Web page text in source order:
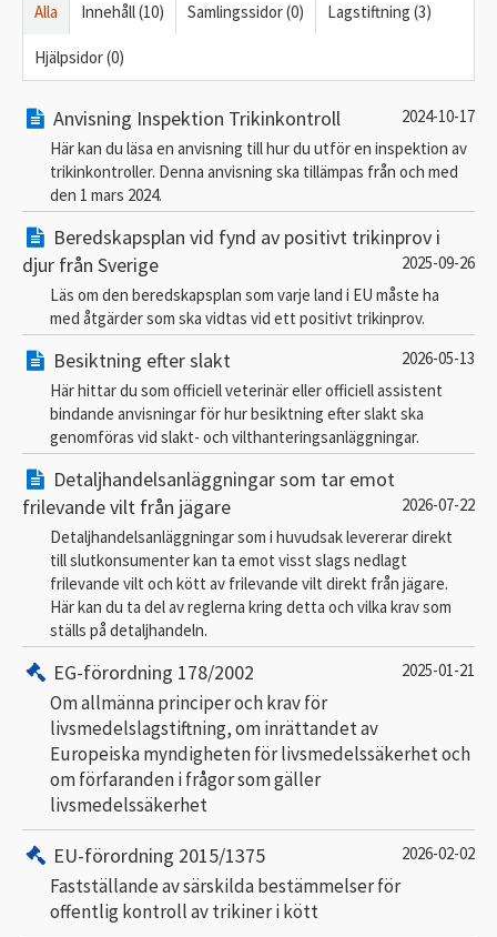
Alla Innehåll (10) Samlingssidor (0) Lagstiftning (3)
Hjälpsidor (0)
Anvisning Inspektion Trikinkontroll
2024-10-17
Här kan du läsa en anvisning till hur du utför en inspektion av
trikinkontroller. Denna anvisning ska tillämpas från och med
den 1 mars 2024.
Beredskapsplan vid fynd av positivt trikinprov i
djur från Sverige
2025-09-26
Läs om den beredskapsplan som varje land i EU måste ha
med åtgärder som ska vidtas vid ett positivt trikinprov.
Besiktning efter slakt
2026-05-13
Här hittar du som officiell veterinär eller officiell assistent
bindande anvisningar för hur besiktning efter slakt ska
genomföras vid slakt- och vilthanteringsanläggningar.
Detaljhandelsanläggningar som tar emot
frilevande vilt från jägare
2026-07-22
Detaljhandelsanläggningar som i huvudsak levererar direkt
till slutkonsumenter kan ta emot visst slags nedlagt
frilevande vilt och kött av frilevande vilt direkt från jägare.
Här kan du ta del av reglerna kring detta och vilka krav som
ställs på detaljhandeln.
EG-förordning 178/2002 2025-01-21
Om allmänna principer och krav för
livsmedelslagstiftning, om inrättandet av
Europeiska myndigheten för livsmedelssäkerhet och
om förfaranden i frågor som gäller
livsmedelssäkerhet
EU-förordning 2015/1375 2026-02-02
Fastställande av särskilda bestämmelser för
offentlig kontroll av trikiner i kött